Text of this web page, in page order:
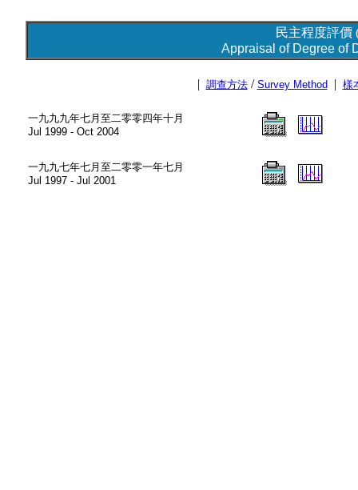
民主程度評價
Appraisal of Degree of
| 調查方法/ Survey Method| 樣
一九九九年七月至二零零四年十月
Jul 1999 - Oct 2004
一九九七年七月至二零零一年七月
Jul 1997 - Jul 2001